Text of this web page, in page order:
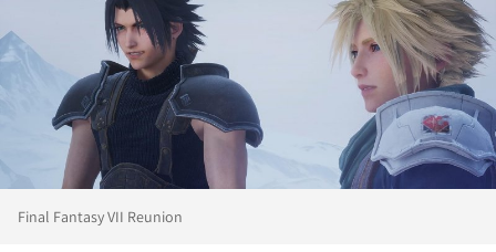
Final Fantasy VII Reunion